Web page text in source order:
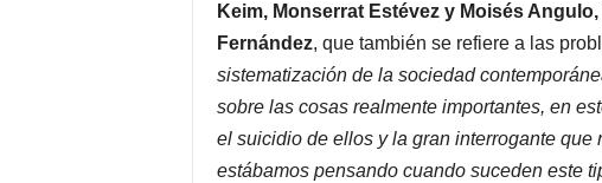
Keim, Monserrat Estévez y Moisés Angulo,
Fernández, que también se refiere a las
sistematización de la sociedad
sobre las cosas realmente importantes, en
el suicidio de ellos y la gran interrogante que
estábamos pensando cuando suceden este